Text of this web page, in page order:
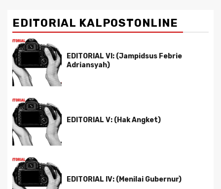
EDITORIAL KALPOSTONLINE
EDITORIAL VI: (Jampidsus Febrie
Adriansyah)
EDITORIAL V: (Hak Angket)
EDITORIAL IV: (Menilai Gubernur)